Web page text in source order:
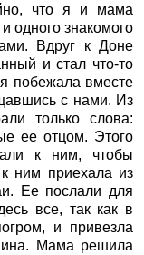
что я и мама
одного знакомого
Вдруг к Доне
и стал что-то
побежала вместе
с нами. Из
только слова:
ее отцом. Этого
к ним, чтобы
ним приехала из
Ее послали для
все, так как в
и привезла
Мама решила